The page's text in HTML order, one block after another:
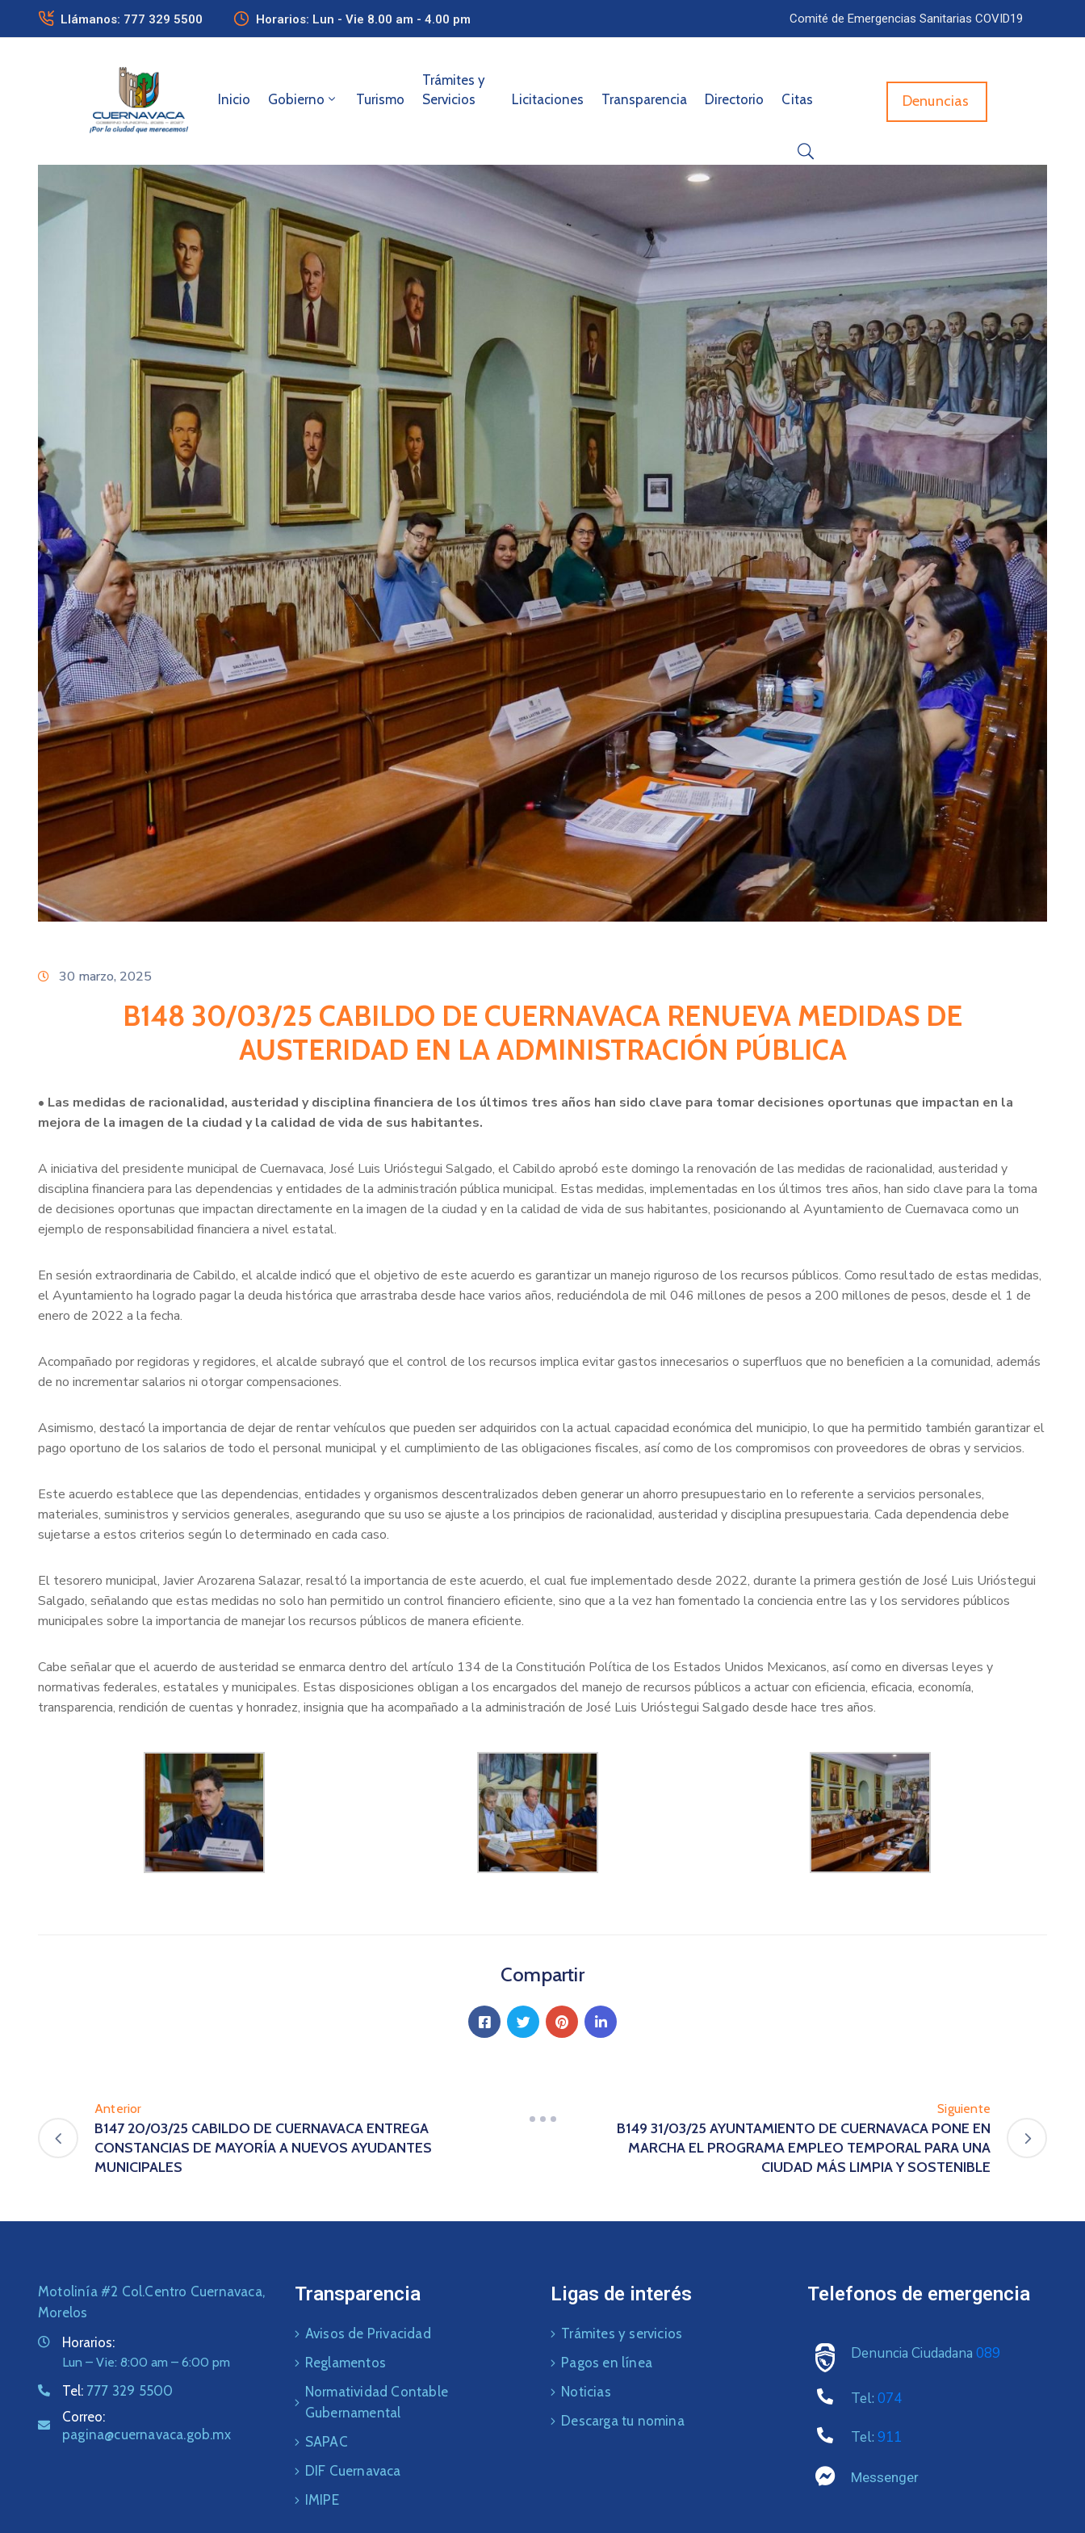
Llámanos: 777 329 5500 Horarios: Lun - Vie 8.00 am - 4.00 pm Comité de Emergencias Sanitarias COVID19
Inicio Gobierno Turismo
Trámites y
Servicios
Licitaciones Transparencia Directorio Citas Denuncias
30 marzo, 2025
B148 30/03/25 CABILDO DE CUERNAVACA RENUEVA MEDIDAS DE
AUSTERIDAD EN LA ADMINISTRACIÓN PÚBLICA
• Las medidas de racionalidad, austeridad y disciplina financiera de los últimos tres años han sido clave para tomar decisiones oportunas que impactan en la
mejora de la imagen de la ciudad y la calidad de vida de sus habitantes.
A iniciativa del presidente municipal de Cuernavaca, José Luis Urióstegui Salgado, el Cabildo aprobó este domingo la renovación de las medidas de racionalidad, austeridad y
disciplina financiera para las dependencias y entidades de la administración pública municipal. Estas medidas, implementadas en los últimos tres años, han sido clave para la toma
de decisiones oportunas que impactan directamente en la imagen de la ciudad y en la calidad de vida de sus habitantes, posicionando al Ayuntamiento de Cuernavaca como un
ejemplo de responsabilidad financiera a nivel estatal.
En sesión extraordinaria de Cabildo, el alcalde indicó que el objetivo de este acuerdo es garantizar un manejo riguroso de los recursos públicos. Como resultado de estas medidas,
el Ayuntamiento ha logrado pagar la deuda histórica que arrastraba desde hace varios años, reduciéndola de mil 046 millones de pesos a 200 millones de pesos, desde el 1 de
enero de 2022 a la fecha.
Acompañado por regidoras y regidores, el alcalde subrayó que el control de los recursos implica evitar gastos innecesarios o superfluos que no beneficien a la comunidad, además
de no incrementar salarios ni otorgar compensaciones.
Asimismo, destacó la importancia de dejar de rentar vehículos que pueden ser adquiridos con la actual capacidad económica del municipio, lo que ha permitido también garantizar el
pago oportuno de los salarios de todo el personal municipal y el cumplimiento de las obligaciones fiscales, así como de los compromisos con proveedores de obras y servicios.
Este acuerdo establece que las dependencias, entidades y organismos descentralizados deben generar un ahorro presupuestario en lo referente a servicios personales,
materiales, suministros y servicios generales, asegurando que su uso se ajuste a los principios de racionalidad, austeridad y disciplina presupuestaria. Cada dependencia debe
sujetarse a estos criterios según lo determinado en cada caso.
El tesorero municipal, Javier Arozarena Salazar, resaltó la importancia de este acuerdo, el cual fue implementado desde 2022, durante la primera gestión de José Luis Urióstegui
Salgado, señalando que estas medidas no solo han permitido un control financiero eficiente, sino que a la vez han fomentado la conciencia entre las y los servidores públicos
municipales sobre la importancia de manejar los recursos públicos de manera eficiente.
Cabe señalar que el acuerdo de austeridad se enmarca dentro del artículo 134 de la Constitución Política de los Estados Unidos Mexicanos, así como en diversas leyes y
normativas federales, estatales y municipales. Estas disposiciones obligan a los encargados del manejo de recursos públicos a actuar con eficiencia, eficacia, economía,
transparencia, rendición de cuentas y honradez, insignia que ha acompañado a la administración de José Luis Urióstegui Salgado desde hace tres años.
Compartir
Anterior
B147 20/03/25 CABILDO DE CUERNAVACA ENTREGA
CONSTANCIAS DE MAYORÍA A NUEVOS AYUDANTES
MUNICIPALES
Siguiente
B149 31/03/25 AYUNTAMIENTO DE CUERNAVACA PONE EN
MARCHA EL PROGRAMA EMPLEO TEMPORAL PARA UNA
CIUDAD MÁS LIMPIA Y SOSTENIBLE
Motolinía #2 Col.Centro Cuernavaca,
Morelos
Horarios:
Lun – Vie: 8:00 am – 6:00 pm
Tel: 777 329 5500
Correo:
pagina@cuernavaca.gob.mx
Transparencia
Avisos de Privacidad
Reglamentos
Normatividad Contable
Gubernamental
SAPAC
DIF Cuernavaca
IMIPE
Ligas de interés
Trámites y servicios
Pagos en línea
Noticias
Descarga tu nomina
Telefonos de emergencia
Denuncia Ciudadana 089
Tel: 074
Tel: 911
Messenger